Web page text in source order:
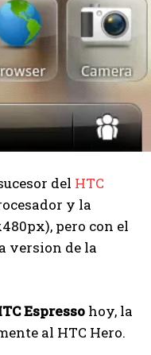
del HTC
y la
pero con el
version de la
Espresso hoy, la
al HTC Hero.